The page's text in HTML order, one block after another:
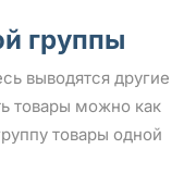
группы
выводятся другие
товары можно как
товары одной